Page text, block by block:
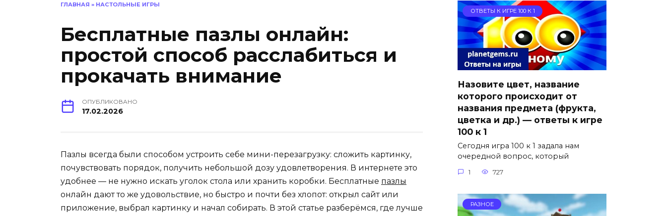
ГЛАВНАЯ » НАСТОЛЬНЫЕ ИГРЫ
Бесплатные пазлы онлайн:
простой способ расслабиться и
прокачать внимание
ОПУБЛИКОВАНО
17.02.2026
Пазлы всегда были способом устроить себе мини-перезагрузку: сложить картинку,
почувствовать порядок, получить небольшой дозу удовлетворения. В интернете это
удобнее — не нужно искать уголок стола или хранить коробки. Бесплатные пазлы
онлайн дают то же удовольствие, но быстро и почти без хлопот: открыл сайт или
приложение, выбрал картинку и начал собирать. В этой статье разберёмся, где лучше
ОТВЕТЫ К ИГРЕ 100 К 1
Назовите цвет, название
которого происходит от
названия предмета (фрукта,
цветка и др.) — ответы к игре
100 к 1
Сегодня игра 100 к 1 задала нам
очередной вопрос, который
1 727
РАЗНОЕ